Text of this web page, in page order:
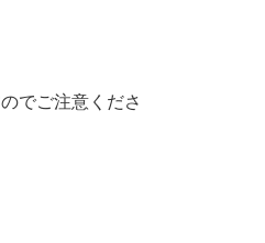
でご注意くださ